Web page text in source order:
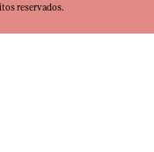
reservados.